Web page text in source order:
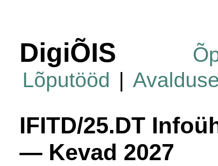
DigiÕIS
Lõputööd |
IFITD/25.DT
— Kevad 2027